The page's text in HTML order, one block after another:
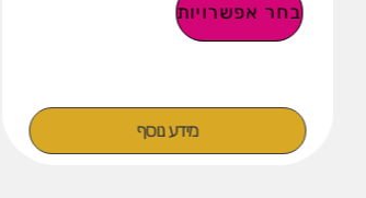
בחר אפשרויות
מידע נוסף